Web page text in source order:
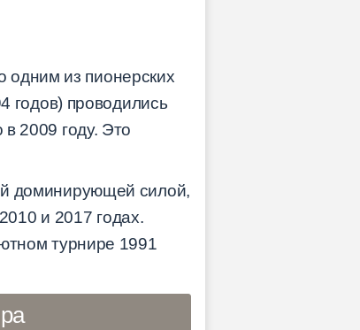
одним из пионерских
годов) проводились
2009 году. Это
доминирующей силой,
и 2017 годах.
турнире 1991